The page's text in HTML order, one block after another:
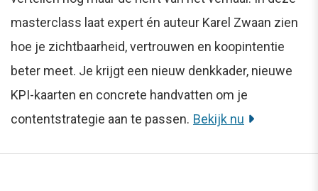
masterclass laat expert én auteur Karel Zwaan zien
hoe je zichtbaarheid, vertrouwen en koopintentie
beter meet. Je krijgt een nieuw denkkader, nieuwe
KPI-kaarten en concrete handvatten om je
contentstrategie aan te passen. Bekijk nu